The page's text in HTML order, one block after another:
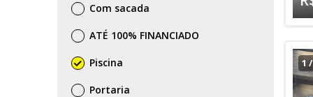
Com sacada
ATÉ 100% FINANCIADO
Piscina
Portaria
1